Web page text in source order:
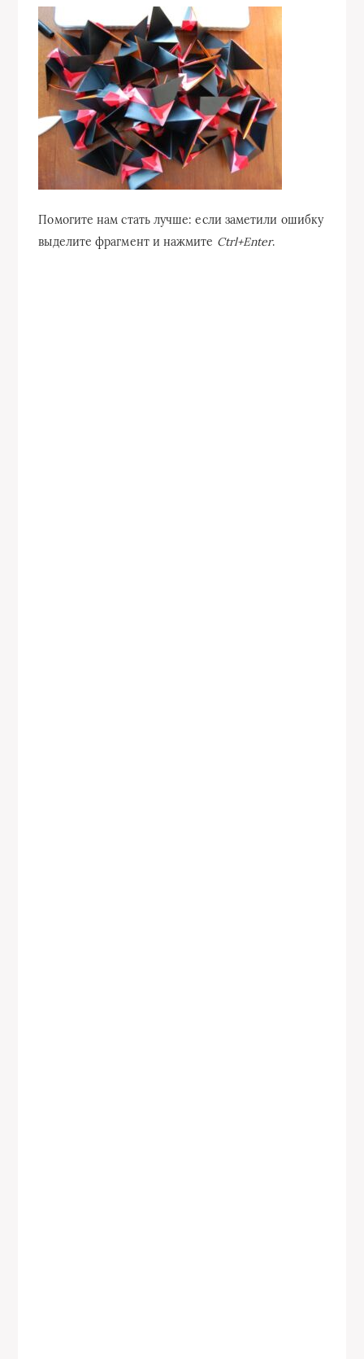
Помогите нам стать лучше: если заметили ошибку
выделите фрагмент и нажмите Ctrl+Enter.